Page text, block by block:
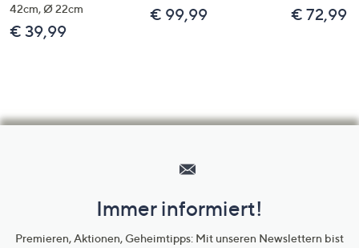
42cm, Ø 22cm
€ 39,99
€ 99,99 € 72,99
Unternehmensinformationen
Immer informiert!
Premieren, Aktionen, Geheimtipps: Mit unseren Newslettern bist